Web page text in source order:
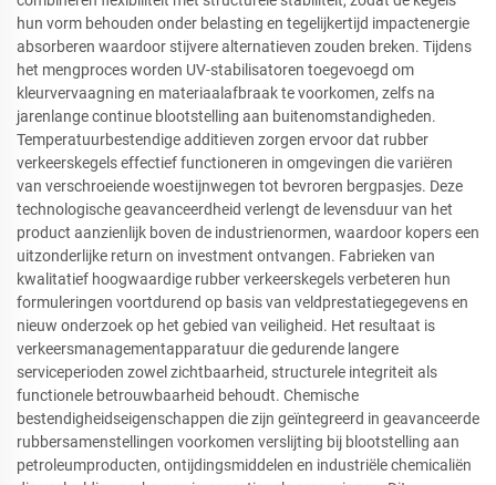
hun vorm behouden onder belasting en tegelijkertijd impactenergie
absorberen waardoor stijvere alternatieven zouden breken. Tijdens
het mengproces worden UV-stabilisatoren toegevoegd om
kleurvervaagning en materiaalafbraak te voorkomen, zelfs na
jarenlange continue blootstelling aan buitenomstandigheden.
Temperatuurbestendige additieven zorgen ervoor dat rubber
verkeerskegels effectief functioneren in omgevingen die variëren
van verschroeiende woestijnwegen tot bevroren bergpasjes. Deze
technologische geavanceerdheid verlengt de levensduur van het
product aanzienlijk boven de industrienormen, waardoor kopers een
uitzonderlijke return on investment ontvangen. Fabrieken van
kwalitatief hoogwaardige rubber verkeerskegels verbeteren hun
formuleringen voortdurend op basis van veldprestatiegegevens en
nieuw onderzoek op het gebied van veiligheid. Het resultaat is
verkeersmanagementapparatuur die gedurende langere
serviceperioden zowel zichtbaarheid, structurele integriteit als
functionele betrouwbaarheid behoudt. Chemische
bestendigheidseigenschappen die zijn geïntegreerd in geavanceerde
rubbersamenstellingen voorkomen verslijting bij blootstelling aan
petroleumproducten, ontijdingsmiddelen en industriële chemicaliën